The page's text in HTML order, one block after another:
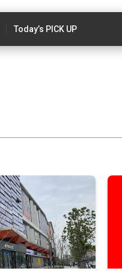
Today’s PICK UP